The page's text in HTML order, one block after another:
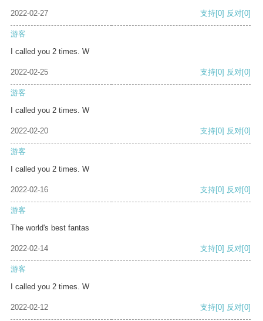
2022-02-27 支持[0] 反对[0]
游客
I called you 2 times. W
2022-02-25 支持[0] 反对[0]
游客
I called you 2 times. W
2022-02-20 支持[0] 反对[0]
游客
I called you 2 times. W
2022-02-16 支持[0] 反对[0]
游客
The world's best fantas
2022-02-14 支持[0] 反对[0]
游客
I called you 2 times. W
2022-02-12 支持[0] 反对[0]